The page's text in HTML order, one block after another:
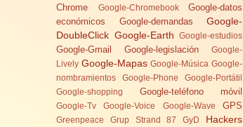
Chrome
Google-Chromebook
Google-datos
económicos
Google-demandas
Google-
DoubleClick Google-Earth Google-estudios
Google-Gmail Google-legislación
Google-
Lively Google-Mapas Google-Música Google-
nombramientos
Google-Phone
Google-Portátil
Google-shopping
Google-teléfono móvil
Google-Tv Google-Voice Google-Wave GPS
Greenpeace Grup Strand 87 GyD
Hackers